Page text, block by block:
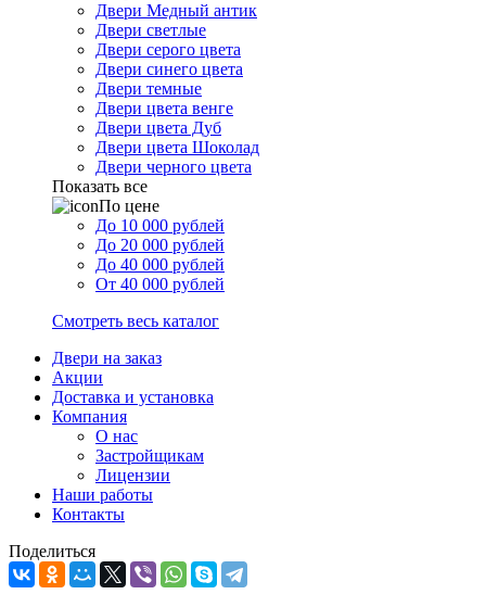
Двери Медный антик
Двери светлые
Двери серого цвета
Двери синего цвета
Двери темные
Двери цвета венге
Двери цвета Дуб
Двери цвета Шоколад
Двери черного цвета
Показать все
По цене
До 10 000 рублей
До 20 000 рублей
До 40 000 рублей
От 40 000 рублей
Смотреть весь каталог
Двери на заказ
Акции
Доставка и установка
Компания
О нас
Застройщикам
Лицензии
Наши работы
Контакты
Поделиться